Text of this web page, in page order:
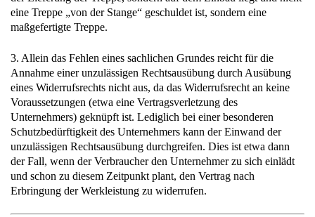
eine Treppe „von der Stange“ geschuldet ist, sondern eine
maßgefertigte Treppe.
3. Allein das Fehlen eines sachlichen Grundes reicht für die
Annahme einer unzulässigen Rechtsausübung durch Ausübung
eines Widerrufsrechts nicht aus, da das Widerrufsrecht an keine
Voraussetzungen (etwa eine Vertragsverletzung des
Unternehmers) geknüpft ist. Lediglich bei einer besonderen
Schutzbedürftigkeit des Unternehmers kann der Einwand der
unzulässigen Rechtsausübung durchgreifen. Dies ist etwa dann
der Fall, wenn der Verbraucher den Unternehmer zu sich einlädt
und schon zu diesem Zeitpunkt plant, den Vertrag nach
Erbringung der Werkleistung zu widerrufen.